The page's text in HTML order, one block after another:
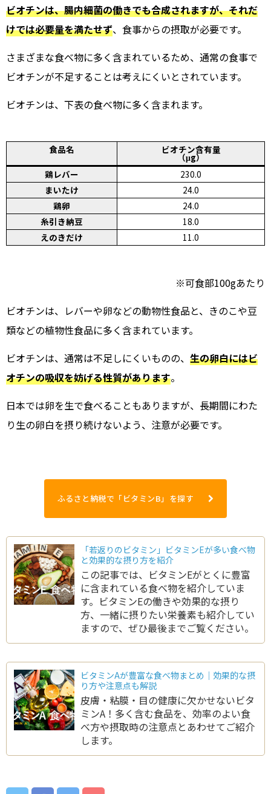
ビオチンは、腸内細菌の働きでも合成されますが、それだ
けでは必要量を満たせず、食事からの摂取が必要です。
さまざまな食べ物に多く含まれているため、通常の食事で
ビオチンが不足することは考えにくいとされています。
ビオチンは、下表の食べ物に多く含まれます。
食品名 ビオチン含有量
（μg）
鶏レバー
230.0
まいたけ
24.0
鶏卵
24.0
糸引き納豆
18.0
えのきだけ
11.0
※可食部100gあたり
ビオチンは、レバーや卵などの動物性食品と、きのこや豆
類などの植物性食品に多く含まれています。
ビオチンは、通常は不足しにくいものの、 生の卵白にはビ
オチンの吸収を妨げる性質があります。
日本では卵を生で食べることもありますが、長期間にわた
り生の卵白を摂り続けないよう、注意が必要です。
ふるさと納税で「ビタミンB」を探す
「若返りのビタミン」ビタミンEが多い食べ物
と効果的な摂り方を紹介
この記事では、ビタミンEがとくに豊富
に含まれている食べ物を紹介していま
す。ビタミンEの働きや効果的な摂り
方、一緒に摂りたい栄養素も紹介してい
ますので、ぜひ最後までご覧ください。
ビタミンAが豊富な食べ物まとめ｜効果的な摂
り方や注意点も解説
皮膚・粘膜・目の健康に欠かせないビタ
ミンA！多く含む食品を、効率のよい食
べ方や摂取時の注意点とあわせてご紹介
します。